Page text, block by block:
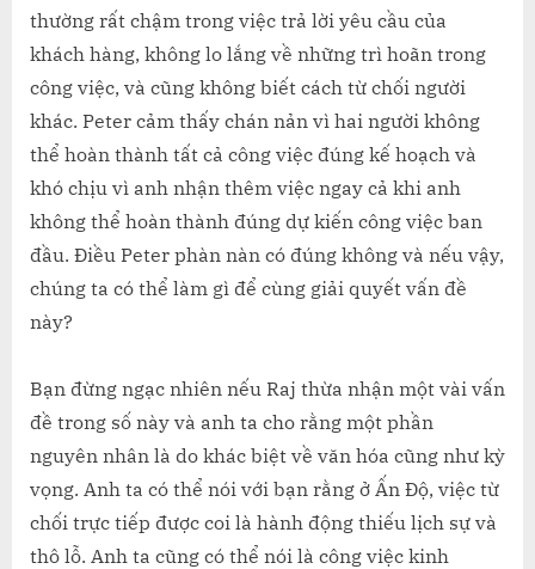
thường rất chậm trong việc trả lời yêu cầu của
khách hàng, không lo lắng về những trì hoãn trong
công việc, và cũng không biết cách từ chối người
khác. Peter cảm thấy chán nản vì hai người không
thể hoàn thành tất cả công việc đúng kế hoạch và
khó chịu vì anh nhận thêm việc ngay cả khi anh
không thể hoàn thành đúng dự kiến công việc ban
đầu. Điều Peter phàn nàn có đúng không và nếu vậy,
chúng ta có thể làm gì để cùng giải quyết vấn đề
này?
Bạn đừng ngạc nhiên nếu Raj thừa nhận một vài vấn
đề trong số này và anh ta cho rằng một phần
nguyên nhân là do khác biệt về văn hóa cũng như kỳ
vọng. Anh ta có thể nói với bạn rằng ở Ấn Độ, việc từ
chối trực tiếp được coi là hành động thiếu lịch sự và
thô lỗ. Anh ta cũng có thể nói là công việc kinh